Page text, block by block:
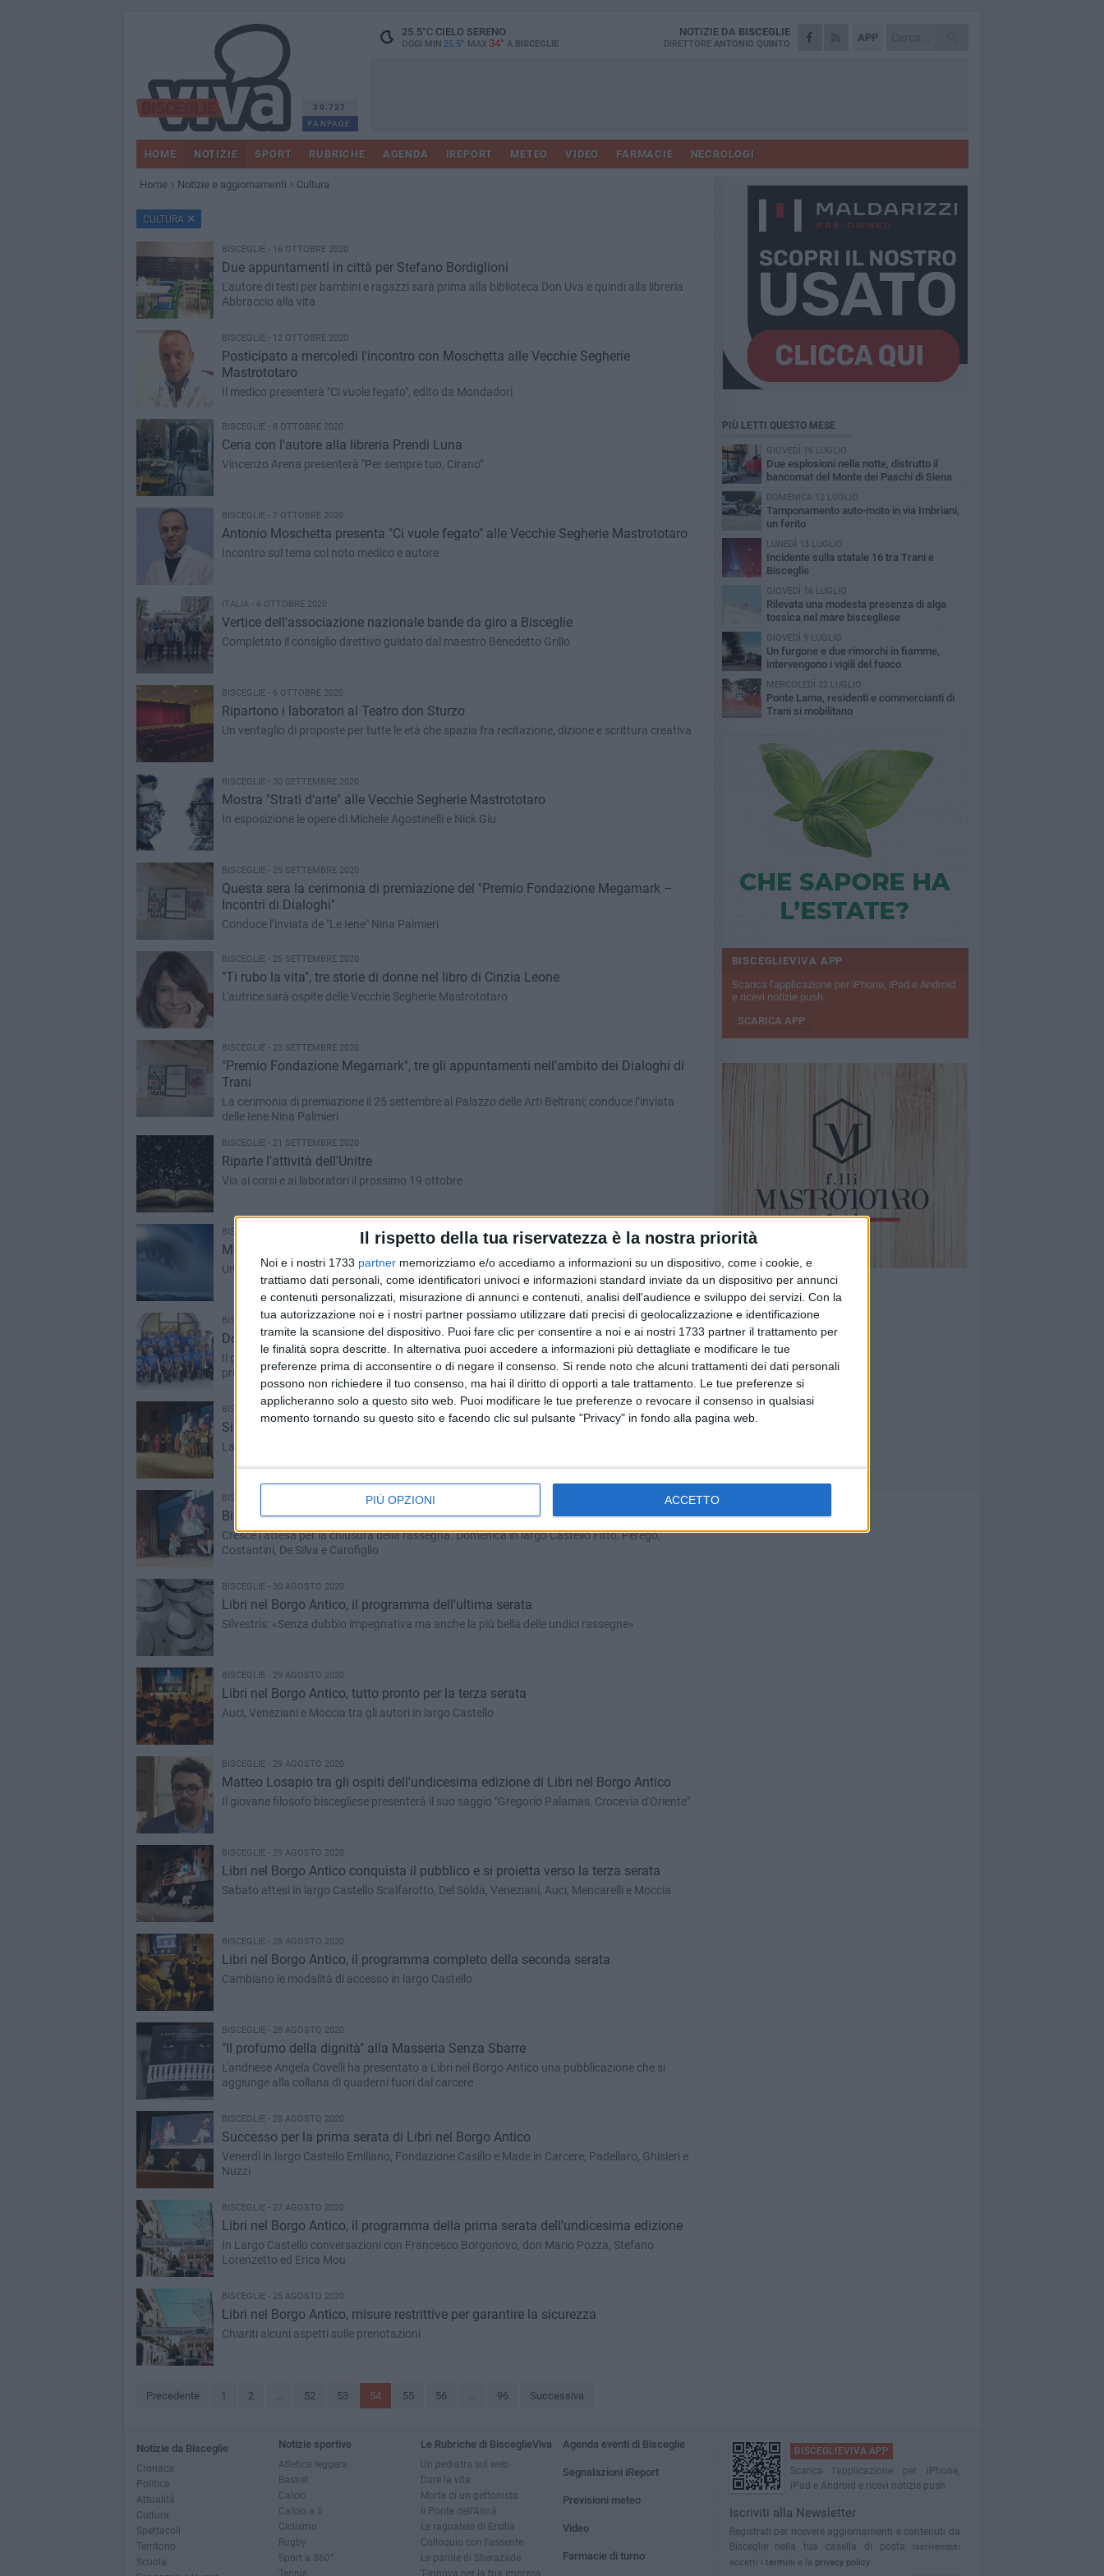
Il rispetto della tua riservatezza è la nostra priorità
Noi e i nostri 1733 partner memorizziamo e/o accediamo a informazioni su un dispositivo, come i cookie, e
trattiamo dati personali, come identificatori univoci e informazioni standard inviate da un dispositivo per annunci
e contenuti personalizzati, misurazione di annunci e contenuti, analisi dell'audience e sviluppo dei servizi. Con la
tua autorizzazione noi e i nostri partner possiamo utilizzare dati precisi di geolocalizzazione e identificazione
tramite la scansione del dispositivo. Puoi fare clic per consentire a noi e ai nostri 1733 partner il trattamento per
le finalità sopra descritte. In alternativa puoi accedere a informazioni più dettagliate e modificare le tue
preferenze prima di acconsentire o di negare il consenso. Si rende noto che alcuni trattamenti dei dati personali
possono non richiedere il tuo consenso, ma hai il diritto di opporti a tale trattamento. Le tue preferenze si
applicheranno solo a questo sito web. Puoi modificare le tue preferenze o revocare il consenso in qualsiasi
momento tornando su questo sito e facendo clic sul pulsante "Privacy" in fondo alla pagina web.
PIÙ OPZIONI ACCETTO
30.727
FANPAGE
25.5°CCIELO SERENO
OGGI MIN 25.5° MAX 34° A BISCEGLIE
APP
NOTIZIE DA BISCEGLIE
DIRETTORE ANTONIO QUINTO
HOME NOTIZIE SPORT RUBRICHE AGENDA IREPORT METEO VIDEO FARMACIE NECROLOGI
Home Notizie e aggiornamenti Cultura
CULTURA
BISCEGLIE - 16 OTTOBRE 2020
Due appuntamenti in città per Stefano Bordiglioni
L'autore di testi per bambini e ragazzi sarà prima alla biblioteca Don Uva e quindi alla libreria
Abbraccio alla vita
BISCEGLIE - 12 OTTOBRE 2020
Posticipato a mercoledì l'incontro con Moschetta alle Vecchie Segherie
Mastrototaro
Il medico presenterà "Ci vuole fegato", edito da Mondadori
BISCEGLIE - 8 OTTOBRE 2020
Cena con l'autore alla libreria Prendi Luna
Vincenzo Arena presenterà "Per sempre tuo, Cirano"
BISCEGLIE - 7 OTTOBRE 2020
Antonio Moschetta presenta "Ci vuole fegato" alle Vecchie Segherie Mastrototaro
Incontro sul tema col noto medico e autore
ITALIA - 6 OTTOBRE 2020
Vertice dell'associazione nazionale bande da giro a Bisceglie
Completato il consiglio direttivo guidato dal maestro Benedetto Grillo
BISCEGLIE - 6 OTTOBRE 2020
Ripartono i laboratori al Teatro don Sturzo
Un ventaglio di proposte per tutte le età che spazia fra recitazione, dizione e scrittura creativa
BISCEGLIE - 30 SETTEMBRE 2020
Mostra "Strati d'arte" alle Vecchie Segherie Mastrototaro
In esposizione le opere di Michele Agostinelli e Nick Giu
BISCEGLIE - 25 SETTEMBRE 2020
Questa sera la cerimonia di premiazione del "Premio Fondazione Megamark –
Incontri di Dialoghi"
Conduce l’inviata de "Le Iene" Nina Palmieri
BISCEGLIE - 25 SETTEMBRE 2020
"Ti rubo la vita", tre storie di donne nel libro di Cinzia Leone
L'autrice sarà ospite delle Vecchie Segherie Mastrototaro
BISCEGLIE - 23 SETTEMBRE 2020
"Premio Fondazione Megamark", tre gli appuntamenti nell’ambito dei Dialoghi di
Trani
La cerimonia di premiazione il 25 settembre al Palazzo delle Arti Beltrani; conduce l’inviata
delle Iene Nina Palmieri
BISCEGLIE - 21 SETTEMBRE 2020
Riparte l'attività dell'Unitre
Via ai corsi e ai laboratori il prossimo 19 ottobre
BISCEGLIE - 4 SETTEMBRE 2020
Mendico
Una lirica di Natale Buonarota
BISCEGLIE - 2 SETTEMBRE 2020
Doppio appuntamento con la musica del brass ensemble "Il cenacolo"
Il gruppo formato da soli ottoni si esibirà nel corso della Notte bianca della poesia, in
programma a Giovinazzo e Molfetta
BISCEGLIE - 31 AGOSTO 2020
Si chiude in bellezza l’undicesima edizione di Libri nel Borgo Antico
La manifestazione si conferma un successo anche nell’ultima serata
BISCEGLIE - 30 AGOSTO 2020
Bilancio positivo per la terza serata di Libri nel Borgo Antico
Cresce l’attesa per la chiusura della rassegna. Domenica in largo Castello Fitto, Perego,
Costantini, De Silva e Carofiglio
BISCEGLIE - 30 AGOSTO 2020
Libri nel Borgo Antico, il programma dell'ultima serata
Silvestris: «Senza dubbio impegnativa ma anche la più bella delle undici rassegne»
BISCEGLIE - 29 AGOSTO 2020
Libri nel Borgo Antico, tutto pronto per la terza serata
Auci, Veneziani e Moccia tra gli autori in largo Castello
BISCEGLIE - 29 AGOSTO 2020
Matteo Losapio tra gli ospiti dell'undicesima edizione di Libri nel Borgo Antico
Il giovane filosofo biscegliese presenterà il suo saggio "Gregorio Palamas, Crocevia d'Oriente"
BISCEGLIE - 29 AGOSTO 2020
Libri nel Borgo Antico conquista il pubblico e si proietta verso la terza serata
Sabato attesi in largo Castello Scalfarotto, Del Soldà, Veneziani, Auci, Mencarelli e Moccia
BISCEGLIE - 28 AGOSTO 2020
Libri nel Borgo Antico, il programma completo della seconda serata
Cambiano le modalità di accesso in largo Castello
BISCEGLIE - 28 AGOSTO 2020
"Il profumo della dignità" alla Masseria Senza Sbarre
L'andriese Angela Covelli ha presentato a Libri nel Borgo Antico una pubblicazione che si
aggiunge alla collana di quaderni fuori dal carcere
BISCEGLIE - 28 AGOSTO 2020
Successo per la prima serata di Libri nel Borgo Antico
Venerdì in largo Castello Emiliano, Fondazione Casillo e Made in Carcere, Padellaro, Ghisleri e
Nuzzi
BISCEGLIE - 27 AGOSTO 2020
Libri nel Borgo Antico, il programma della prima serata dell'undicesima edizione
In Largo Castello conversazioni con Francesco Borgonovo, don Mario Pozza, Stefano
Lorenzetto ed Erica Mou
BISCEGLIE - 25 AGOSTO 2020
Libri nel Borgo Antico, misure restrittive per garantire la sicurezza
Chiariti alcuni aspetti sulle prenotazioni
Precedente 1 2 ... 52 53 54 55 56 ... 96 Successiva
PIÙ LETTI QUESTO MESE
GIOVEDÌ 16 LUGLIO
Due esplosioni nella notte, distrutto il
bancomat del Monte dei Paschi di Siena
DOMENICA 12 LUGLIO
Tamponamento auto-moto in via Imbriani,
un ferito
LUNEDÌ 13 LUGLIO
Incidente sulla statale 16 tra Trani e
Bisceglie
GIOVEDÌ 16 LUGLIO
Rilevata una modesta presenza di alga
tossica nel mare biscegliese
GIOVEDÌ 9 LUGLIO
Un furgone e due rimorchi in fiamme,
intervengono i vigili del fuoco
MERCOLEDÌ 22 LUGLIO
Ponte Lama, residenti e commercianti di
Trani si mobilitano
BISCEGLIEVIVA APP
Scarica l'applicazione per iPhone, iPad e Android
e ricevi notizie push
SCARICA APP
Notizie da Bisceglie
Cronaca
Politica
Attualità
Cultura
Spettacoli
Territorio
Scuola
Notizie sportive
Atletica leggera
Basket
Calcio
Calcio a 5
Ciclismo
Rugby
Sport a 360°
Tennis
Le Rubriche di BisceglieViva
Un pediatra sul web
Dare la vita
Morte di un gettonista
Il Ponte dell'Almà
Le ragnatele di Ersilia
Colloquio con l'assente
Le parole di Sherazade
T-innova per la tua impresa
Agenda eventi di Bisceglie
Segnalazioni iReport
Previsioni meteo
Video
Farmacie di turno
BISCEGLIEVIVA APP
Scarica l'applicazione per iPhone,
iPad e Android e ricevi notizie push
Iscriviti alla Newsletter
Registrati per ricevere aggiornamenti e contenuti da
Bisceglie nella tua casella di posta
Iscrivendoti
accetti i termini e la privacy policy